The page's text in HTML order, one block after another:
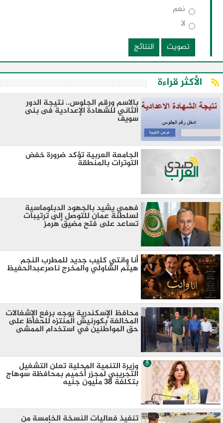
نعم
لا
تصويت
النتائج
الأكثر قراءة
بالاسم ورقم الجلوس.. نتيجة الدور
الثاني للشهادة الإعدادية فى بنى
سويف
الجامعة العربية تؤكد ضرورة خفض
التوترات بالمنطقة ‏
فهمي يشيد بالجهود الدبلوماسية
لسلطنة عمان للتوصل إلى ترتيبات
تساعد على فتح مضيق هُرمز
أنا وانتي كليب جديد للمطرب النجم
هيثم الشاولي والمخرج ناصرعبدالحفيظ
محافظ الإسكندرية يوجه برفع الإشغالات
المخالفة بكورنيش المنتزه للحفاظ على
حق المواطنين في استخدام الممشى
وزيرة التنمية المحلية تعلن التشغيل
التجريبي لمجزر أخميم بمحافظة سوهاج
بتكلفة 38 مليون جنيه
تنفيذ فعاليات النسخة الخامسة من